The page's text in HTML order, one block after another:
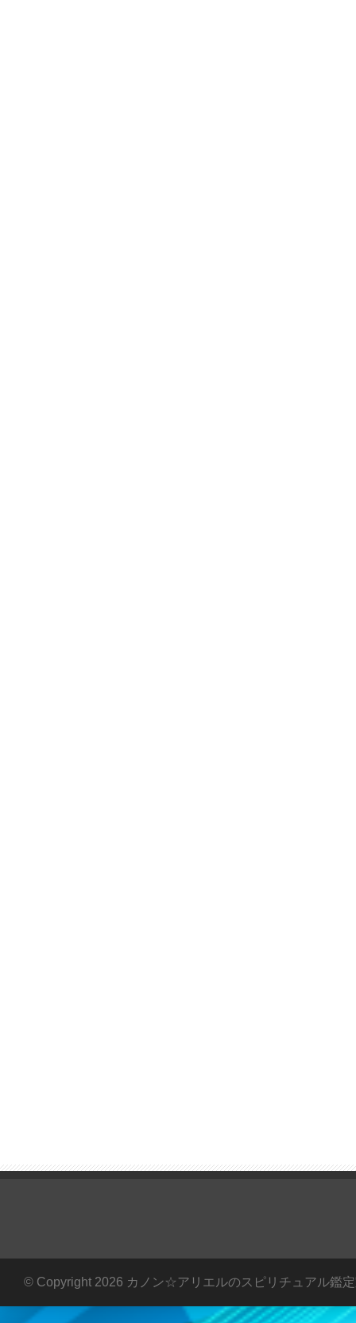
© Copyright 2026 カノン☆アリエルのスピリチュアル鑑